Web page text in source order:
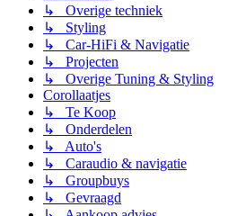
↳ Overige techniek
↳ Styling
↳ Car-HiFi & Navigatie
↳ Projecten
↳ Overige Tuning & Styling
Corollaatjes
↳ Te Koop
↳ Onderdelen
↳ Auto's
↳ Caraudio & navigatie
↳ Groupbuys
↳ Gevraagd